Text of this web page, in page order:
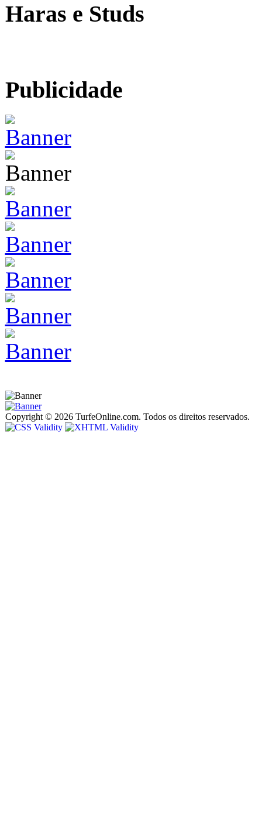
Haras e Studs
Publicidade
Copyright © 2026 TurfeOnline.com. Todos os direitos reservados.